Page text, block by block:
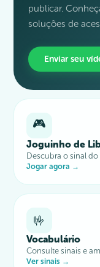
publicar.
soluções de
Enviar seu
🎮
Joguinho de
Descubra o sinal
Jogar agora →
🤟
Vocabulário
Consulte sinais e
Ver sinais →